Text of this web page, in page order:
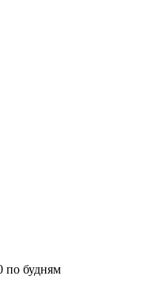
по будням